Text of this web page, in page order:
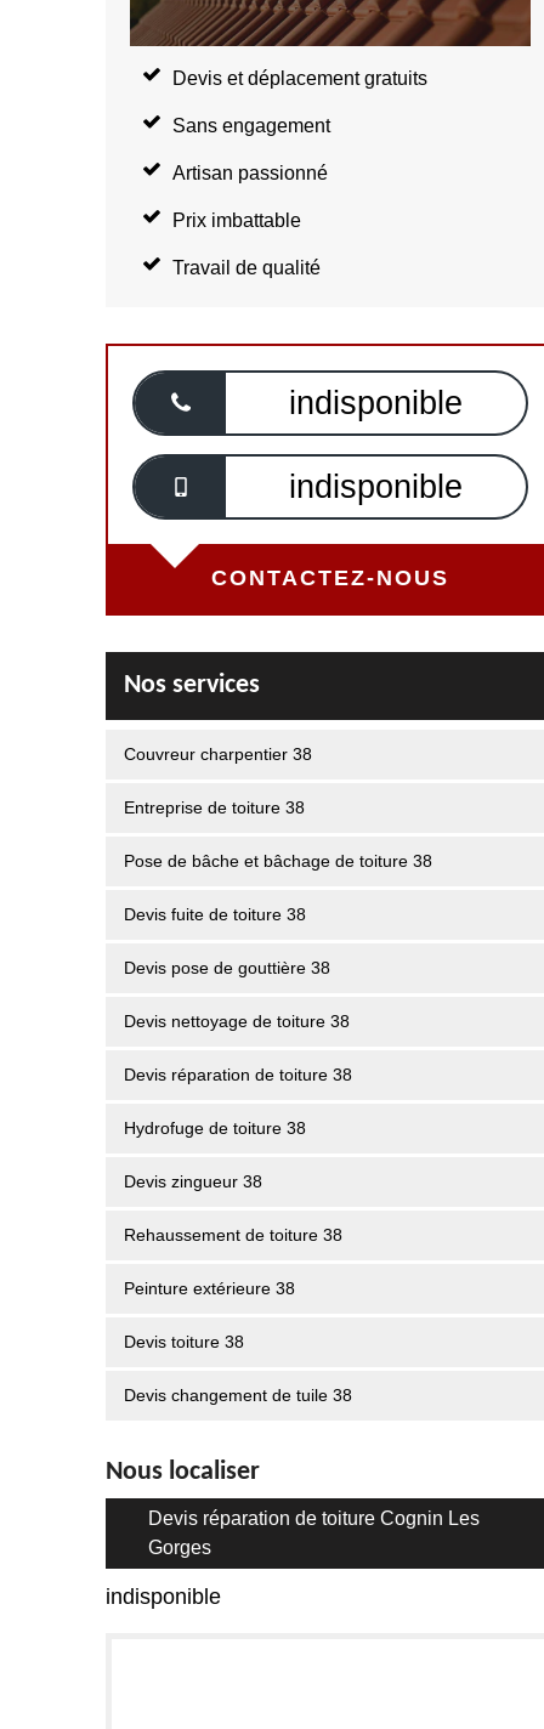
Devis et déplacement gratuits
Sans engagement
Artisan passionné
Prix imbattable
Travail de qualité
indisponible
indisponible
CONTACTEZ-NOUS
Nos services
Couvreur charpentier 38
Entreprise de toiture 38
Pose de bâche et bâchage de toiture 38
Devis fuite de toiture 38
Devis pose de gouttière 38
Devis nettoyage de toiture 38
Devis réparation de toiture 38
Hydrofuge de toiture 38
Devis zingueur 38
Rehaussement de toiture 38
Peinture extérieure 38
Devis toiture 38
Devis changement de tuile 38
Nous localiser
Devis réparation de toiture Cognin Les
Gorges
indisponible